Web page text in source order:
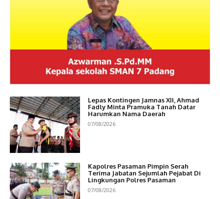
Lepas Kontingen Jamnas XII, Ahmad
Fadly Minta Pramuka Tanah Datar
Harumkan Nama Daerah
07/08/2026
Kapolres Pasaman Pimpin Serah
Terima Jabatan Sejumlah Pejabat Di
Lingkungan Polres Pasaman
07/08/2026